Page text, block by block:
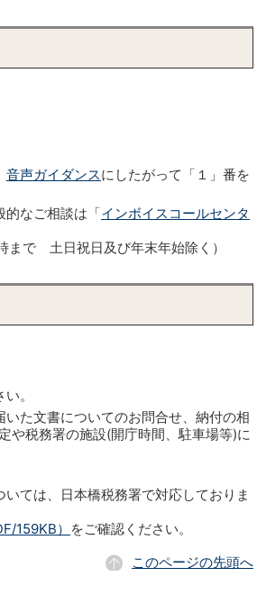
音声ガイダンスにしたがって「１」番を
なご相談は「インボイスコールセンタ
で 土日祝日及び年末年始除く）
。
た文書についてのお問合せ、納付の相
や税務署の施設(開庁時間、駐車場等)に
ては、日本橋税務署で対応しておりま
159KB） をご確認ください。
このページの先頭へ